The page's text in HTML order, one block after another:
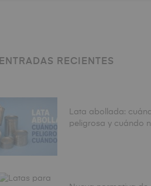
ENTRADAS RECIENTES
Lata abollada:
peligrosa y cuándo